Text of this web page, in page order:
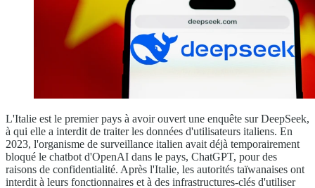
L'Italie est le premier pays à avoir ouvert une enquête sur DeepSeek,
à qui elle a interdit de traiter les données d'utilisateurs italiens. En
2023, l'organisme de surveillance italien avait déjà temporairement
bloqué le chatbot d'OpenAI dans le pays, ChatGPT, pour des
raisons de confidentialité. Après l'Italie, les autorités taïwanaises ont
interdit à leurs fonctionnaires et à des infrastructures-clés d'utiliser